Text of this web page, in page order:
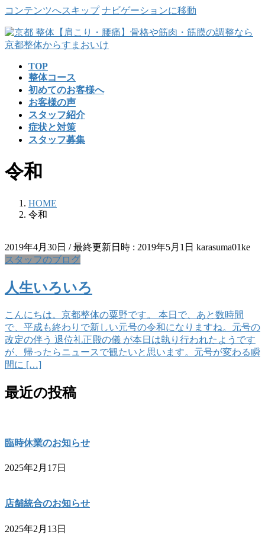
コンテンツへスキップ ナビゲーションに移動
TOP
整体コース
初めてのお客様へ
お客様の声
スタッフ紹介
症状と対策
スタッフ募集
令和
HOME
令和
2019年4月30日 / 最終更新日時 : 2019年5月1日 karasuma01ke
スタッフのブログ
人生いろいろ
こんにちは。京都整体の粟野です。 本日で、あと数時間
で、平成も終わりで新しい元号の令和になりますね。元号の
改定の伴う 退位礼正殿の儀 が本日は執り行われたようです
が、帰ったらニュースで観たいと思います。元号が変わる瞬
間に […]
最近の投稿
臨時休業のお知らせ
2025年2月17日
店舗統合のお知らせ
2025年2月13日